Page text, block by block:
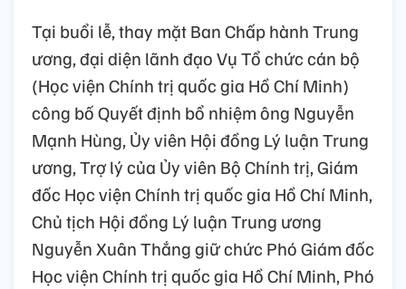
Tại buổi lễ, thay mặt Ban Chấp hành Trung
ương, đại diện lãnh đạo Vụ Tổ chức cán bộ
(Học viện Chính trị quốc gia Hồ Chí Minh)
công bố Quyết định bổ nhiệm ông Nguyễn
Mạnh Hùng, Ủy viên Hội đồng Lý luận Trung
ương, Trợ lý của Ủy viên Bộ Chính trị, Giám
đốc Học viện Chính trị quốc gia Hồ Chí Minh,
Chủ tịch Hội đồng Lý luận Trung ương
Nguyễn Xuân Thắng giữ chức Phó Giám đốc
Học viện Chính trị quốc gia Hồ Chí Minh, Phó